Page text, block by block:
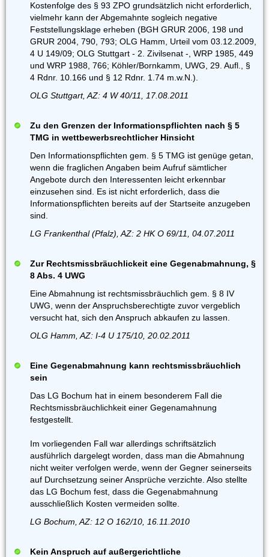
Kostenfolge des § 93 ZPO grundsätzlich nicht erforderlich,
vielmehr kann der Abgemahnte sogleich negative
Feststellungsklage erheben (BGH GRUR 2006, 198 und
GRUR 2004, 790, 793; OLG Hamm, Urteil vom 03.12.2009,
4 U 149/09; OLG Stuttgart - 2. Zivilsenat -, WRP 1985, 449
und WRP 1988, 766; Köhler/Bornkamm, UWG, 29. Aufl., §
4 Rdnr. 10.166 und § 12 Rdnr. 1.74 m.w.N.).
OLG Stuttgart, AZ: 4 W 40/11, 17.08.2011
Zu den Grenzen der Informationspflichten nach § 5
TMG in wettbewerbsrechtlicher Hinsicht
Den Informationspflichten gem. § 5 TMG ist genüge getan,
wenn die fraglichen Angaben beim Aufruf sämtlicher
Angebote durch den Interessenten leicht erkennbar
einzusehen sind. Es ist nicht erforderlich, dass die
Informationspflichten bereits auf der Startseite anzugeben
sind.
LG Frankenthal (Pfalz), AZ: 2 HK O 69/11, 04.07.2011
Zur Rechtsmissbräuchlickeit eine Gegenabmahnung, §
8 Abs. 4 UWG
Eine Abmahnung ist rechtsmissbräuchlich gem. § 8 IV
UWG, wenn der Anspruchsberechtigte zuvor vergeblich
versucht hat, sich den Anspruch abkaufen zu lassen.
OLG Hamm, AZ: I-4 U 175/10, 20.02.2011
Eine Gegenabmahnung kann rechtsmissbräuchlich
sein
Das LG Bochum hat in einem besonderem Fall die
Rechtsmissbräuchlichkeit einer Gegenamahnung
festgestellt.
Im vorliegenden Fall war allerdings schriftsätzlich
ausführlich dargelegt worden, dass man die Abmahnung
nicht weiter verfolgen werde, wenn der Gegner seinerseits
auf Durchsetzung seiner Ansprüche verzichte. Also stellte
das LG Bochum fest, dass die Gegenabmahnung
ausschließlich Kosten vermeiden sollte.
LG Bochum, AZ: 12 O 162/10, 16.11.2010
Kein Anspruch auf außergerichtliche